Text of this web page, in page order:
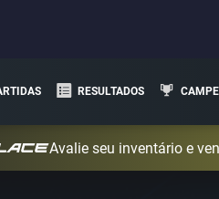
RESULTADOS
Avalie seu inventário e